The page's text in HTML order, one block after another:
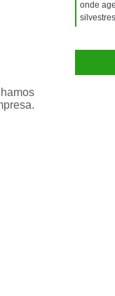
de Tártaro Canino
Limpeza
Tártaro São
onde